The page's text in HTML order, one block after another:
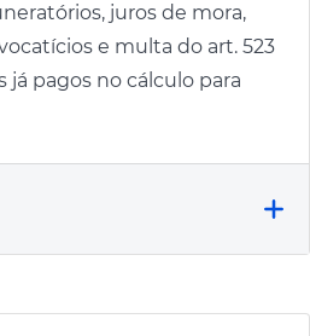
juros de mora,
e multa do art. 523
já pagos no cálculo para